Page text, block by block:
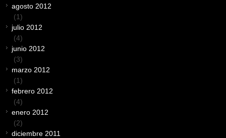
agosto 2012
(1)
julio 2012
(4)
junio 2012
(3)
marzo 2012
(1)
febrero 2012
(4)
enero 2012
(2)
diciembre 2011